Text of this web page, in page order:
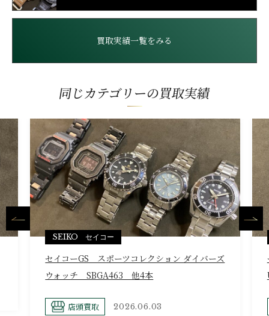
買取実績一覧をみる
同じカテゴリーの買取実績
SEIKO セイコー
セイコーGS スポーツコレクション ダイバーズ
ウォッチ SBGA463 他4本
店頭買取 2026.06.03